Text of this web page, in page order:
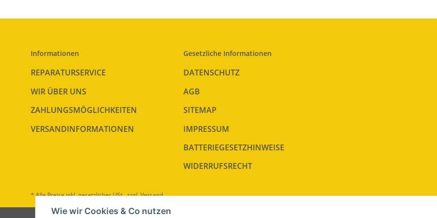
Informationen
REPARATURSERVICE
WIR ÜBER UNS
ZAHLUNGSMÖGLICHKEITEN
VERSANDINFORMATIONEN
Gesetzliche Informationen
DATENSCHUTZ
AGB
SITEMAP
IMPRESSUM
BATTERIEGESETZHINWEISE
WIDERRUFSRECHT
* Alle Preise inkl. gesetzlicher USt., zzgl.Versand
Wie wir Cookies & Co nutzen